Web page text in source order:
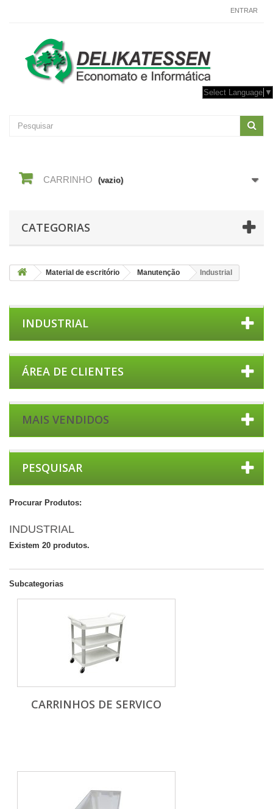
ENTRAR
Select Language ▼
CARRINHO (vazio)
CATEGORIAS
Material de escritório Manutenção Industrial
INDUSTRIAL
ÁREA DE CLIENTES
MAIS VENDIDOS
PESQUISAR
Procurar Produtos:
INDUSTRIAL
Existem 20 produtos.
Subcategorias
CARRINHOS DE SERVICO